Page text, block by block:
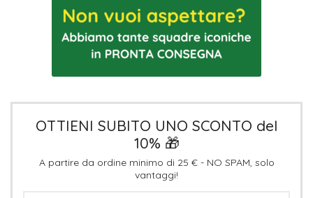
OTTIENI SUBITO UNO SCONTO del
10% 🎁
A partire da ordine minimo di 25 € - NO SPAM, solo
vantaggi!